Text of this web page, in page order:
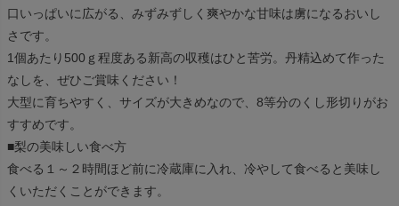
口いっぱいに広がる、みずみずしく爽やかな甘味は虜になるおいし
さです。
1個あたり500ｇ程度ある新高の収穫はひと苦労。丹精込めて作った
なしを、ぜひご賞味ください！
大型に育ちやすく、サイズが大きめなので、8等分のくし形切りがお
すすめです。
■梨の美味しい食べ方
食べる１～２時間ほど前に冷蔵庫に入れ、冷やして食べると美味し
くいただくことができます。